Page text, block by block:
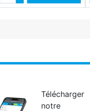
Télécharger
notre